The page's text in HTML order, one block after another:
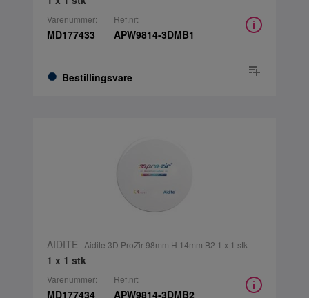
Varenummer:
MD177433
Bestillingsvare
Ref.nr:
APW9814-3DMB1
AIDITE | Aidite 3D ProZir 98mm H 14mm B2 1 x 1 stk
1 x 1 stk
Varenummer:
MD177434
Ref.nr:
APW9814-3DMB2